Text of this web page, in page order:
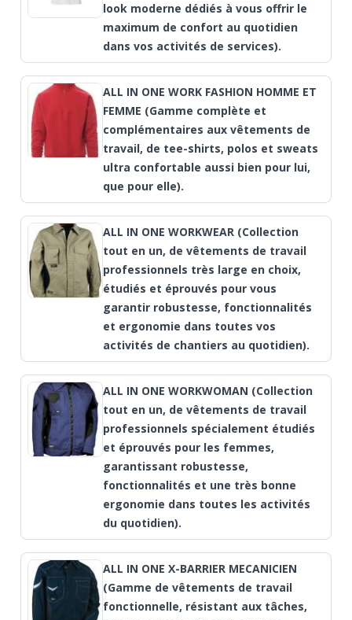
look moderne dédiés à vous offrir le
maximum de confort au quotidien
dans vos activités de services).
ALL IN ONE WORK FASHION HOMME ET
FEMME (Gamme complète et
complémentaires aux vêtements de
travail, de tee-shirts, polos et sweats
ultra confortable aussi bien pour lui,
que pour elle).
ALL IN ONE WORKWEAR (Collection
tout en un, de vêtements de travail
professionnels très large en choix,
étudiés et éprouvés pour vous
garantir robustesse, fonctionnalités
et ergonomie dans toutes vos
activités de chantiers au quotidien).
ALL IN ONE WORKWOMAN (Collection
tout en un, de vêtements de travail
professionnels spécialement étudiés
et éprouvés pour les femmes,
garantissant robustesse,
fonctionnalités et une très bonne
ergonomie dans toutes les activités
du quotidien).
ALL IN ONE X-BARRIER MECANICIEN
(Gamme de vêtements de travail
fonctionnelle, résistant aux tâches,